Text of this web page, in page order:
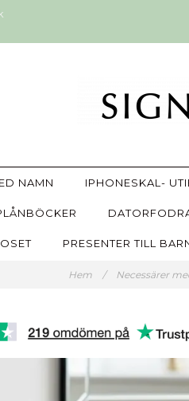
NAMN IPHONESKAL-
PRESENTER TILL
Hem / Necessärer